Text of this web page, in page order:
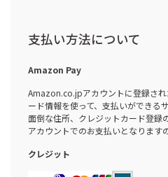
支払い方法について
Amazon Pay
Amazon.co.jpアカウントに登録さ
ード情報を使って、支払いができる
面倒な住所、クレジットカード登録
アカウントでのお支払いとなります
クレジット